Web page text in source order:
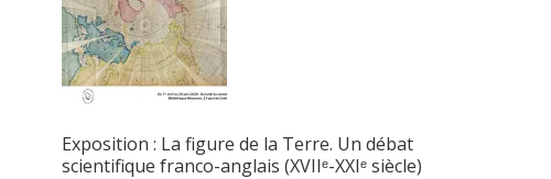
Exposition : La figure de la Terre. Un débat
scientifique franco-anglais (XVIIᵉ-XXIᵉ siècle)